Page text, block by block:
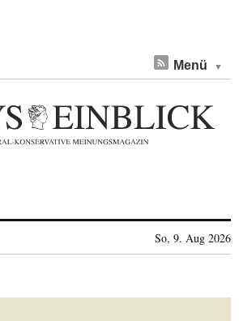
Menü
So, 9. Aug 2026